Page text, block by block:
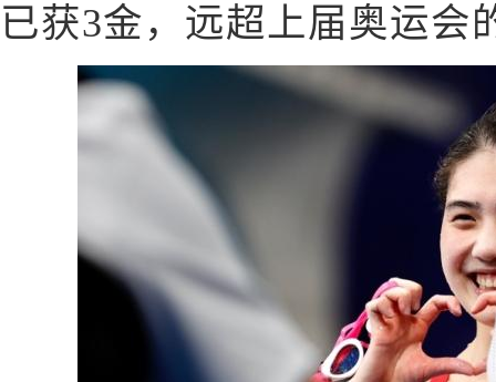
已获3金，远超上届奥运会